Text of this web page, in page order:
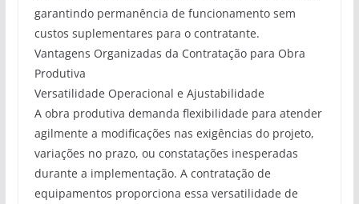
garantindo permanência de funcionamento sem
custos suplementares para o contratante.
Vantagens Organizadas da Contratação para Obra
Produtiva
Versatilidade Operacional e Ajustabilidade
A obra produtiva demanda flexibilidade para atender
agilmente a modificações nas exigências do projeto,
variações no prazo, ou constatações inesperadas
durante a implementação. A contratação de
equipamentos proporciona essa versatilidade de